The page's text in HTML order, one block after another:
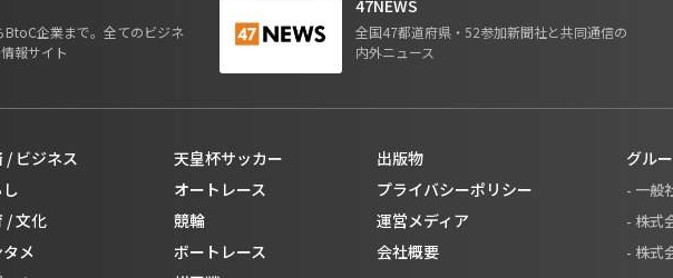
BtoC企業まで。全てのビジネ
報サイト
47NEWS
全国47都道府県・52参加新聞社と共同通信の
内外ニュース
/ ビジネス
/ 文化
メ
天皇杯サッカー
オートレース
競輪
ボートレース
出版物
プライバシーポリシー
運営メディア
会社概要
グル
- 一般
- 株式
- 株式